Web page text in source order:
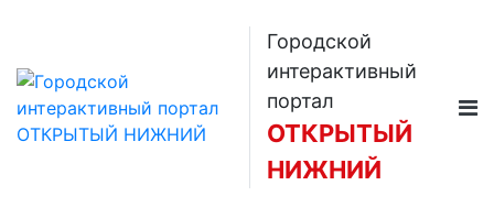
Городской
интерактивный
портал
ОТКРЫТЫЙ
НИЖНИЙ